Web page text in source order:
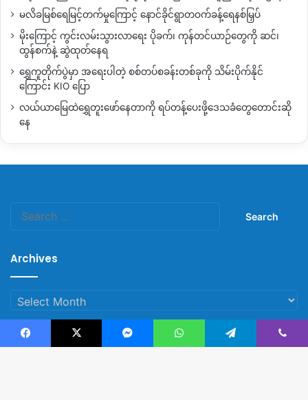
မလိခမြစ်ရေမြင့်တက်မှုကြောင့် နောင်ခိုင်ရွာတဝက်ခန့်ရေနစ်မြှပ်
မိုးကြောင့် ကွင်းလမ်းသွားလာရေး ပိုခက်၊ ကုန်တင်ယာဉ်တွေကို ဆင်၊
ထွန်စက်နဲ့ ဆွဲထုတ်နေရ
ရွှေကူတိုက်ပွဲမှာ အရေးပါတဲ့ စစ်တပ်စခန်းတစ်ခုကို သိမ်းပိုက်နိုင်
ကြောင်း KIO ပြော
လယ်ယာမြေထဲရွှေတူးဖော်နေတာကို ရပ်တန့်ပေးဖို့ဒေသခံတွေတောင်းဆို
နေ
Archives
Archives
Facebook X Messenger WhatsApp Telegram Viber